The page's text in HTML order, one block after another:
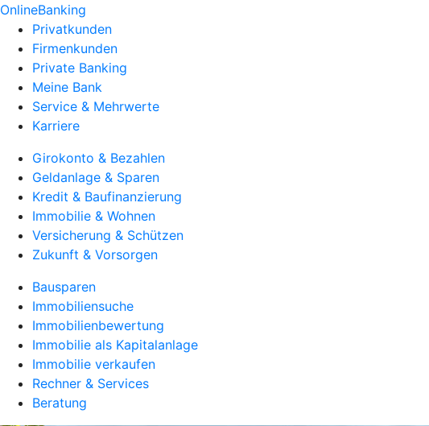
OnlineBanking
Privatkunden
Firmenkunden
Private Banking
Meine Bank
Service & Mehrwerte
Karriere
Girokonto & Bezahlen
Geldanlage & Sparen
Kredit & Baufinanzierung
Immobilie & Wohnen
Versicherung & Schützen
Zukunft & Vorsorgen
Bausparen
Immobiliensuche
Immobilienbewertung
Immobilie als Kapitalanlage
Immobilie verkaufen
Rechner & Services
Beratung